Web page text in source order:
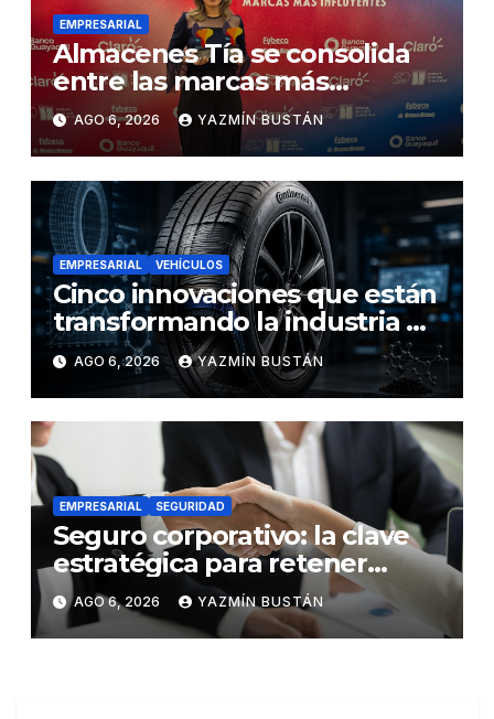
EMPRESARIAL
Almacenes Tía se consolida
entre las marcas más
influyentes del Ecuador
AGO 6, 2026 YAZMÍN BUSTÁN
EMPRESARIAL VEHÍCULOS
Cinco innovaciones que están
transformando la industria de
los neumáticos y redefinen el
futuro de la movilidad
AGO 6, 2026 YAZMÍN BUSTÁN
EMPRESARIAL SEGURIDAD
Seguro corporativo: la clave
estratégica para retener
talento en Ecuador
AGO 6, 2026 YAZMÍN BUSTÁN